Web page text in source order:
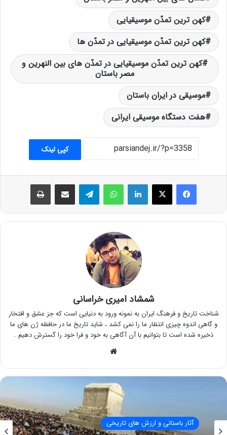
کهن ترین تمدّن موسیقیایی
کهن ترین تمدّن موسیقیایی در تمدّن ها
کهن ترین تمدّن موسیقیایی در تمدّن های بین النهرین و
مصر باستان
موسیقی در ایران باستان
هفت دستگاه موسیقی ایرانی
کپی لینک
فیس بوک X لینکدین واتس آپ تلگرام اشتراک گذاری از طریق ایمیل چاپ
شمشاد امیری خراسانی
شناخت تاریخ و فرهنگ ایران به نمونه ورود به دنیایی است که جز عشق و افتخار
و گاهی اندوه چیزی انتظار ما را نمی کشد ، شاید تاریخ ما در حافظه ژن های ما
ذخیره شده است تا بتوانیم با آن آگاهی به خود و فرا خود را گسترش دهیم .
آثار باستانی و ارزش های تاریخی